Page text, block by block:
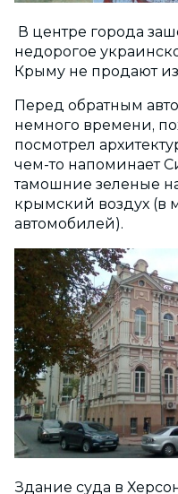
В центре города
недорогое
Крыму не продают
Перед обратным
немного времени,
посмотрел
чем-то напоминает
тамошние зеленые
крымский воздух (в
автомобилей).
Здание суда в